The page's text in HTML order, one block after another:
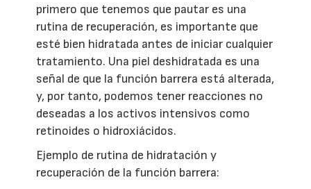
primero que tenemos que pautar es una
rutina de recuperación, es importante que
esté bien hidratada antes de iniciar cualquier
tratamiento. Una piel deshidratada es una
señal de que la función barrera está alterada,
y, por tanto, podemos tener reacciones no
deseadas a los activos intensivos como
retinoides o hidroxiácidos.
Ejemplo de rutina de hidratación y
recuperación de la función barrera: